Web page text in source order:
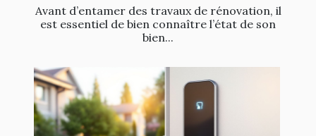
Avant d’entamer des travaux de rénovation, il
est essentiel de bien connaître l’état de son
bien...